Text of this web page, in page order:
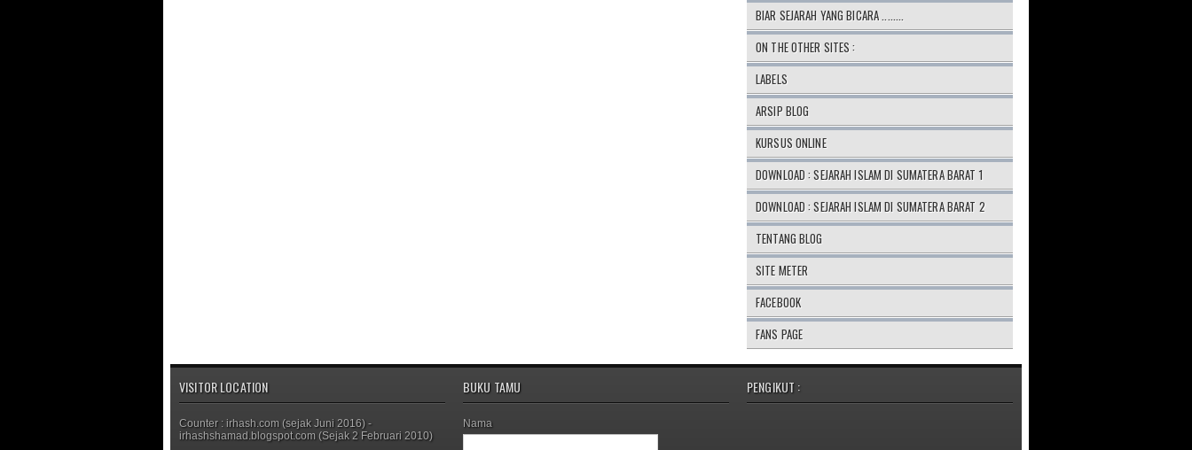
BIAR SEJARAH YANG BICARA ........
ON THE OTHER SITES :
LABELS
ARSIP BLOG
KURSUS ONLINE
DOWNLOAD : SEJARAH ISLAM DI SUMATERA BARAT 1
DOWNLOAD : SEJARAH ISLAM DI SUMATERA BARAT 2
TENTANG BLOG
SITE METER
FACEBOOK
FANS PAGE
VISITOR LOCATION
Counter : irhash.com (sejak Juni 2016) -
irhashshamad.blogspot.com (Sejak 2 Februari 2010)
BUKU TAMU
Nama
PENGIKUT :